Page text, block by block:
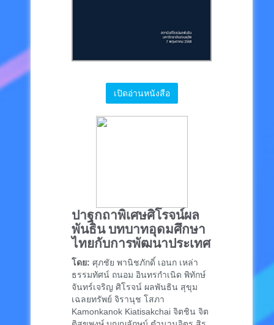
เปิดอ่านหนังสือ
ปาฐกถาพิเศษศิโรจน์ผล
พันธิน บทบาทอุดมศึกษา
ไทยกับการพัฒนาประเทศ
โดย: ศุภชัย พานิชภักดิ์ เอนก เหล่า
ธรรมทัศน์ ถนอม อินทรกำเนิด พิทักษ์
จันทร์เจริญ ศิโรจน์ ผลพันธิน สุขุม
เฉลยทรัพย์ จิรานุช โสภา
Kamonkanok Kiatisakchai จิตชิน จิต